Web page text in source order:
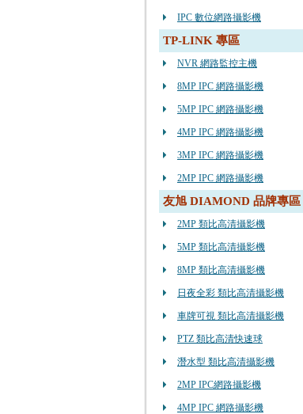
IPC 數位網路攝影機
TP-LINK 專區
NVR 網路監控主機
8MP IPC 網路攝影機
5MP IPC 網路攝影機
4MP IPC 網路攝影機
3MP IPC 網路攝影機
2MP IPC 網路攝影機
友旭 DIAMOND 品牌專區
2MP 類比高清攝影機
5MP 類比高清攝影機
8MP 類比高清攝影機
日夜全彩 類比高清攝影機
車牌可視 類比高清攝影機
PTZ 類比高清快速球
潛水型 類比高清攝影機
2MP IPC網路攝影機
4MP IPC 網路攝影機